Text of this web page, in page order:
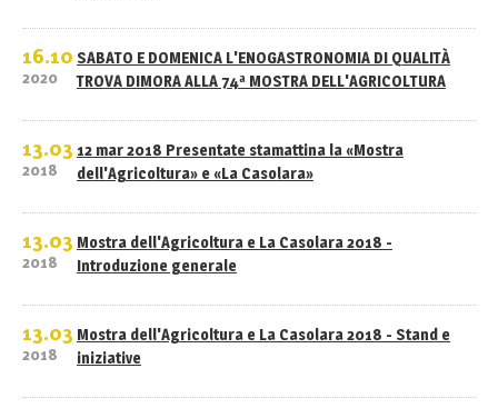
16.10
2020
SABATO E DOMENICA L'ENOGASTRONOMIA DI QUALITÀ
TROVA DIMORA ALLA 74ª MOSTRA DELL'AGRICOLTURA
13.03
2018
12 mar 2018 Presentate stamattina la «Mostra
dell'Agricoltura» e «La Casolara»
13.03
2018
Mostra dell'Agricoltura e La Casolara 2018 -
Introduzione generale
13.03
2018
Mostra dell'Agricoltura e La Casolara 2018 - Stand e
iniziative